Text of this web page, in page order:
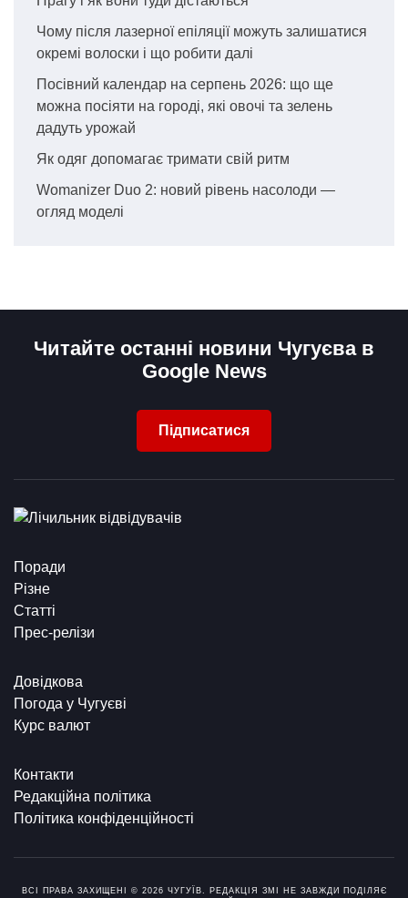
Чому після лазерної епіляції можуть залишатися
окремі волоски і що робити далі
Посівний календар на серпень 2026: що ще
можна посіяти на городі, які овочі та зелень
дадуть урожай
Як одяг допомагає тримати свій ритм
Womanizer Duo 2: новий рівень насолоди —
огляд моделі
Читайте останні новини Чугуєва в
Google News
Підписатися
Поради
Різне
Статті
Прес-релізи
Довідкова
Погода у Чугуєві
Курс валют
Контакти
Редакційна політика
Політика конфіденційності
ВСІ ПРАВА ЗАХИЩЕНІ © 2026 ЧУГУЇВ. РЕДАКЦІЯ ЗМІ НЕ ЗАВЖДИ ПОДІЛЯЄ